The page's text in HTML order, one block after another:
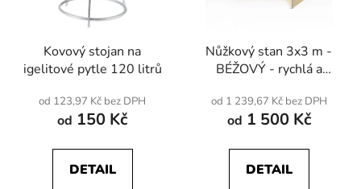
Kovový stojan na
igelitové pytle 120 litrů
od 123,97 Kč bez DPH
od 150 Kč
DETAIL
Nůžkový stan 3x3 m -
BÉŽOVÝ - rychlá a
od 1 239,67 Kč bez DPH
od 1 500 Kč
DETAIL